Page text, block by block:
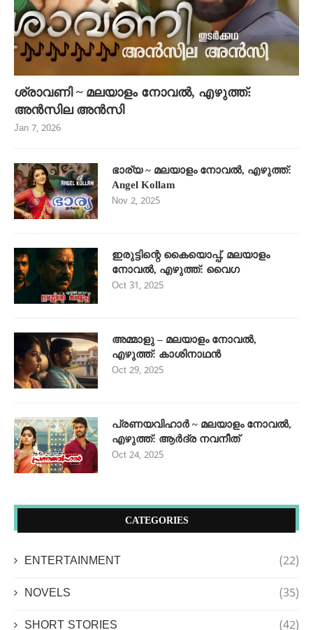
ശ്രാവണി ~ മലയാളം നോവൽ, എഴുത്ത്:
അൻസില അൻസി
Jan 7, 2026
ഭാര്യ ~ മലയാളം നോവൽ, എഴുത്ത്:
Angel Kollam
Nov 2, 2025
ഇരുട്ടിന്റെ കൈയൊപ്പ്, മലയാളം
നോവൽ, എഴുത്ത്: വൈഗ
Oct 31, 2025
അമ്മാളു – മലയാളം നോവൽ,
എഴുത്ത്: കാശിനാഥൻ
Oct 29, 2025
പ്രണയവിഹാർ ~ മലയാളം നോവൽ,
എഴുത്ത്: ആർദ്ര നവനീത്
Oct 24, 2025
CATEGORIES
ENTERTAINMENT (22)
NOVELS (35)
SHORT STORIES (42)